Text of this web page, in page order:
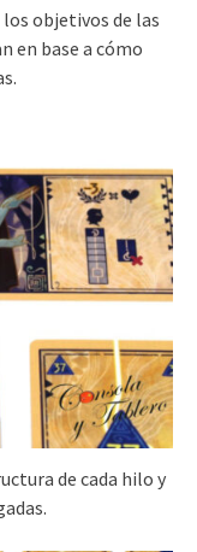
objetivos de las
en base a cómo
de cada hilo y